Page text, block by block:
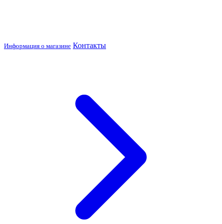
Информация о магазине Контакты